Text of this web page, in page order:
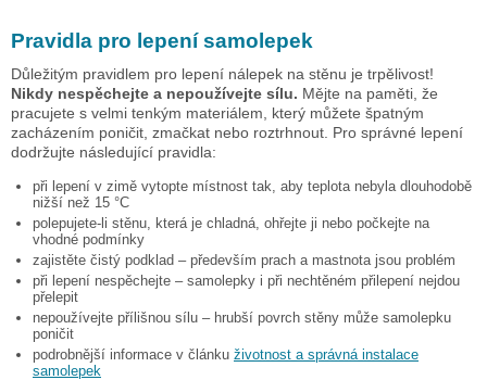
Pravidla pro lepení samolepek
Důležitým pravidlem pro lepení nálepek na stěnu je trpělivost!
Nikdy nespěchejte a nepoužívejte sílu. Mějte na paměti, že
pracujete s velmi tenkým materiálem, který můžete špatným
zacházením poničit, zmačkat nebo roztrhnout. Pro správné lepení
dodržujte následující pravidla:
při lepení v zimě vytopte místnost tak, aby teplota nebyla dlouhodobě
nižší než 15 °C
polepujete-li stěnu, která je chladná, ohřejte ji nebo počkejte na
vhodné podmínky
zajistěte čistý podklad – především prach a mastnota jsou problém
při lepení nespěchejte – samolepky i při nechtěném přilepení nejdou
přelepit
nepoužívejte přílišnou sílu – hrubší povrch stěny může samolepku
poničit
podrobnější informace v článku životnost a správná instalace
samolepek